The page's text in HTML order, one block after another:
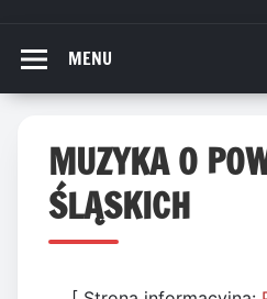
MENU
MUZYKA O
ŚLĄSKICH